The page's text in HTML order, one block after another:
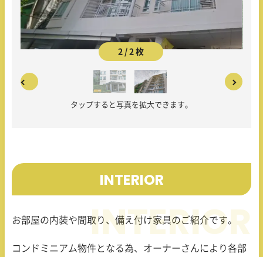
2 / 2 枚
タップすると写真を拡大できます。
INTERIOR
お部屋の内装や間取り、備え付け家具のご紹介です。
コンドミニアム物件となる為、オーナーさんにより各部